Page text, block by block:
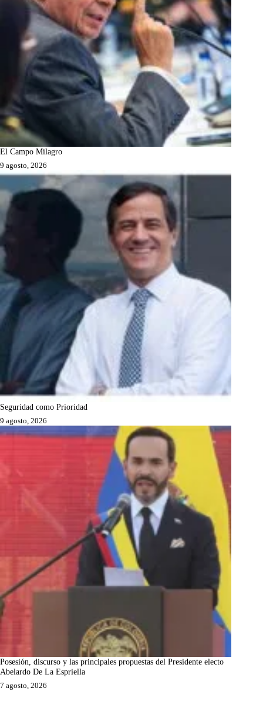
El Campo Milagro
9 agosto, 2026
Seguridad como Prioridad
9 agosto, 2026
Posesión, discurso y las principales propuestas del Presidente electo
Abelardo De La Espriella
7 agosto, 2026